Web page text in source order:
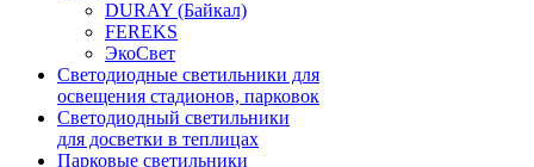
DURAY (Байкал)
FEREKS
ЭкоСвет
Светодиодные светильники для
освещения стадионов, парковок
Светодиодный светильники
для досветки в теплицах
Парковые светильники